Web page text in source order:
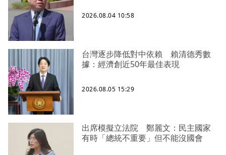
2026.08.04 10:58
台灣逐步降低對中依賴 賴清德秀數
據：經濟創近50年最佳表現
2026.08.05 15:29
出席模擬立法院 鄭麗文：民主國家
有時「總統不重要」但不能沒國會